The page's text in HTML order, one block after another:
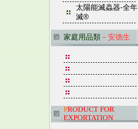
太陽能滅蟲器-全年
滅®
家庭用品類 －安德生
PRODUCT FOR
EXPORTATION